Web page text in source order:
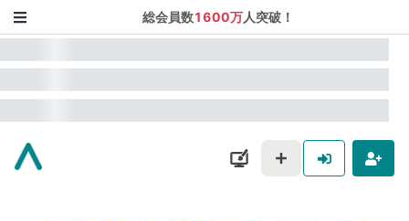
総会員数1600万人突破！